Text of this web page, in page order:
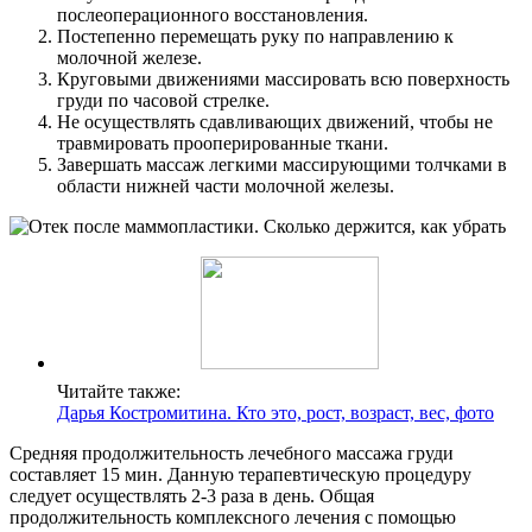
послеоперационного восстановления.
Постепенно перемещать руку по направлению к
молочной железе.
Круговыми движениями массировать всю поверхность
груди по часовой стрелке.
Не осуществлять сдавливающих движений, чтобы не
травмировать прооперированные ткани.
Завершать массаж легкими массирующими толчками в
области нижней части молочной железы.
Читайте также:
Дарья Костромитина. Кто это, рост, возраст, вес, фото
Средняя продолжительность лечебного массажа груди
составляет 15 мин. Данную терапевтическую процедуру
следует осуществлять 2-3 раза в день. Общая
продолжительность комплексного лечения с помощью